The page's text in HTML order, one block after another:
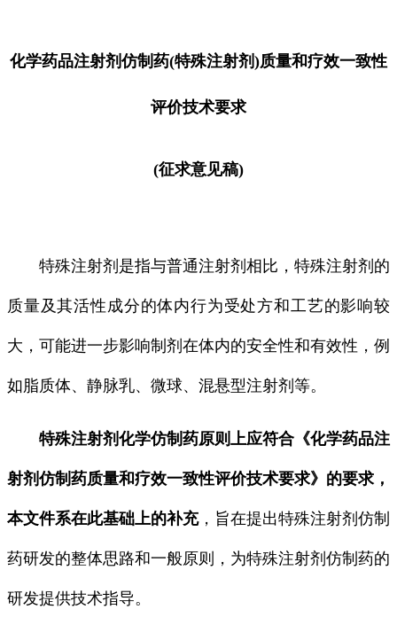
化学药品注射剂仿制药(特殊注射剂)质量和疗效一致性
评价技术要求
(征求意见稿)
特殊注射剂是指与普通注射剂相比，特殊注射剂的
质量及其活性成分的体内行为受处方和工艺的影响较
大，可能进一步影响制剂在体内的安全性和有效性，例
如脂质体、静脉乳、微球、混悬型注射剂等。
特殊注射剂化学仿制药原则上应符合《化学药品注
射剂仿制药质量和疗效一致性评价技术要求》的要求，
本文件系在此基础上的补充，旨在提出特殊注射剂仿制
药研发的整体思路和一般原则，为特殊注射剂仿制药的
研发提供技术指导。